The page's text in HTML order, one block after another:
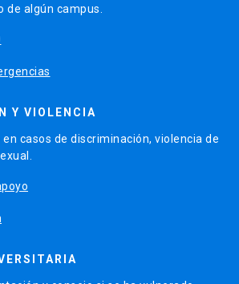
de algún campus.
Y VIOLENCIA
casos de discriminación, violencia de